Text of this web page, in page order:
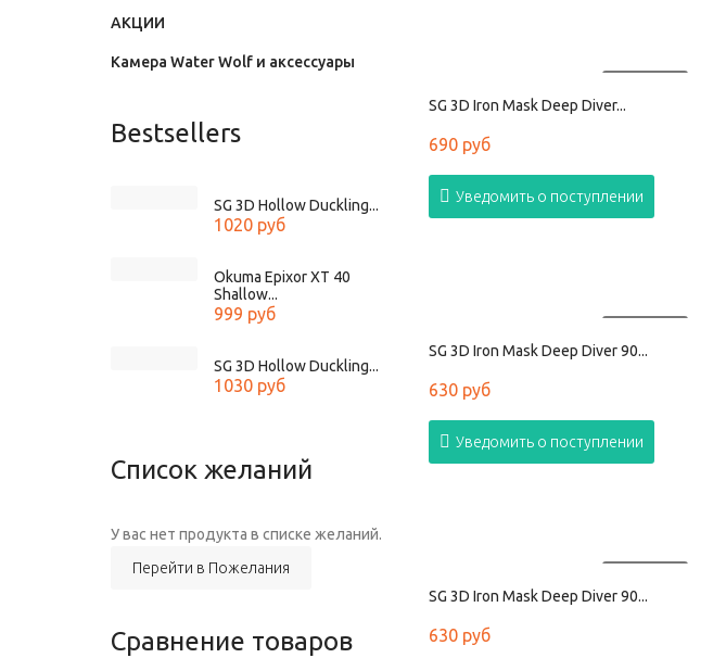
SG 3D Iron Mask Deep Diver...
690 руб
Уведомить о поступлении
SG 3D Iron Mask Deep Diver 90...
630 руб
Уведомить о поступлении
SG 3D Iron Mask Deep Diver 90...
630 руб
АКЦИИ
Камера Water Wolf и аксессуары
Bestsellers
SG 3D Hollow Duckling...
1020 руб
Okuma Epixor XT 40
Shallow...
999 руб
SG 3D Hollow Duckling...
1030 руб
Список желаний
У вас нет продукта в списке желаний.
Перейти в Пожелания
Сравнение товаров